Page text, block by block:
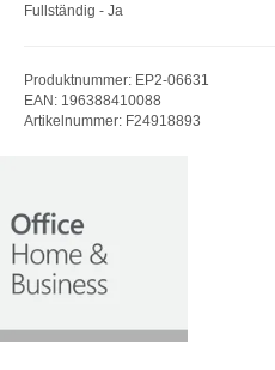
Fullständig - Ja
Produktnummer: EP2-06631
EAN: 196388410088
Artikelnummer: F24918893